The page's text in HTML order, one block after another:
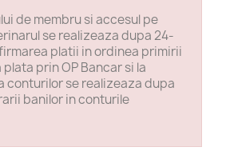
de membru si accesul pe
se realizeaza dupa 24-
platii in ordinea primirii
prin OP Bancar si la
conturilor se realizeaza dupa
banilor in conturile